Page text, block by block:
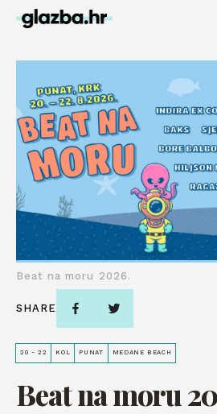
20 - 22 KOL PUNAT MEDANE BEACH
Beat na moru
Beat na moru 2026.
SHARE